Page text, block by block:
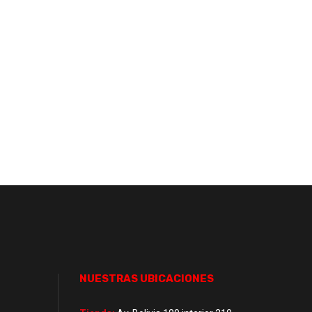
NUESTRAS UBICACIONES